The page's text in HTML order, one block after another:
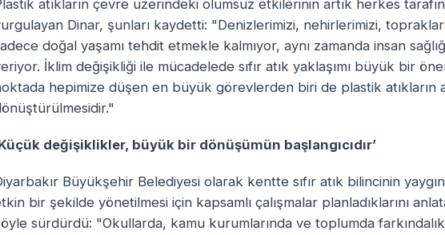
atıkların çevre üzerindeki olumsuz etkilerinin artık herkes
Dinar, şunları kaydetti: "Denizlerimizi, nehirlerimizi,
doğal yaşamı tehdit etmekle kalmıyor, aynı zamanda insan
İklim değişikliği ile mücadelede sıfır atık yaklaşımı büyük bir
hepimize düşen en büyük görevlerden biri de plastik atıkların
değişiklikler, büyük bir dönüşümün başlangıcıdır’
Büyükşehir Belediyesi olarak kentte sıfır atık bilincinin
bir şekilde yönetilmesi için kapsamlı çalışmalar planladıklarını
sürdürdü: "Okullarda, kamu kurumlarında ve toplumda farkındalık